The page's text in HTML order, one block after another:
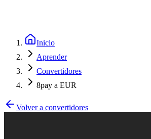
Inicio
Aprender
Convertidores
8pay a EUR
Volver a convertidores